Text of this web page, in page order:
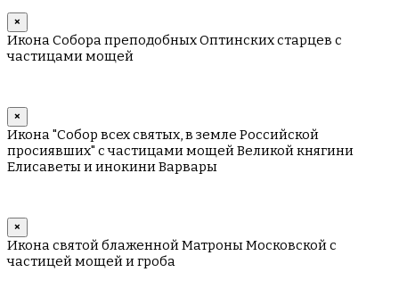
×
Икона Собора преподобных Оптинских старцев с
частицами мощей
×
Икона "Собор всех святых, в земле Российской
просиявших" с частицами мощей Великой княгини
Елисаветы и инокини Варвары
×
Икона святой блаженной Матроны Московской с
частицей мощей и гроба